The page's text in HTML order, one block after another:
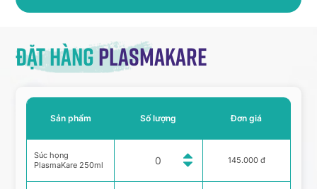
Đặt hàngPlasmakare
Sản phẩm
Súc họng
PlasmaKare 250ml
Số lượng Đơn giá
145.000 đ